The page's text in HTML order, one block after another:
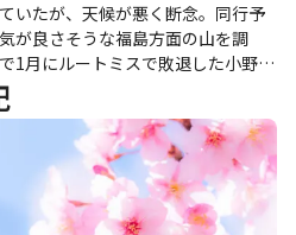
いたが、天候が悪く断念。同行予
が良さそうな福島方面の山を調
1月にルートミスで敗退した小野岳
に読めてない状況。 今月も山以外
り、しばらくストレスの溜まる状